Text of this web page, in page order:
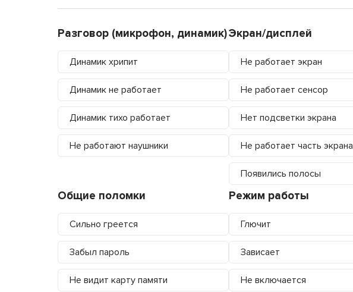
Разговор (микрофон, динамик)
Динамик хрипит
Динамик не работает
Динамик тихо работает
Не работают наушники
Экран/дисплей
Не работает экран
Не работает сенсор
Нет подсветки экрана
Не работает часть экрана
Появились полосы
Общие поломки
Сильно греется
Забыл пароль
Не видит карту памяти
Режим работы
Глючит
Зависает
Не включается